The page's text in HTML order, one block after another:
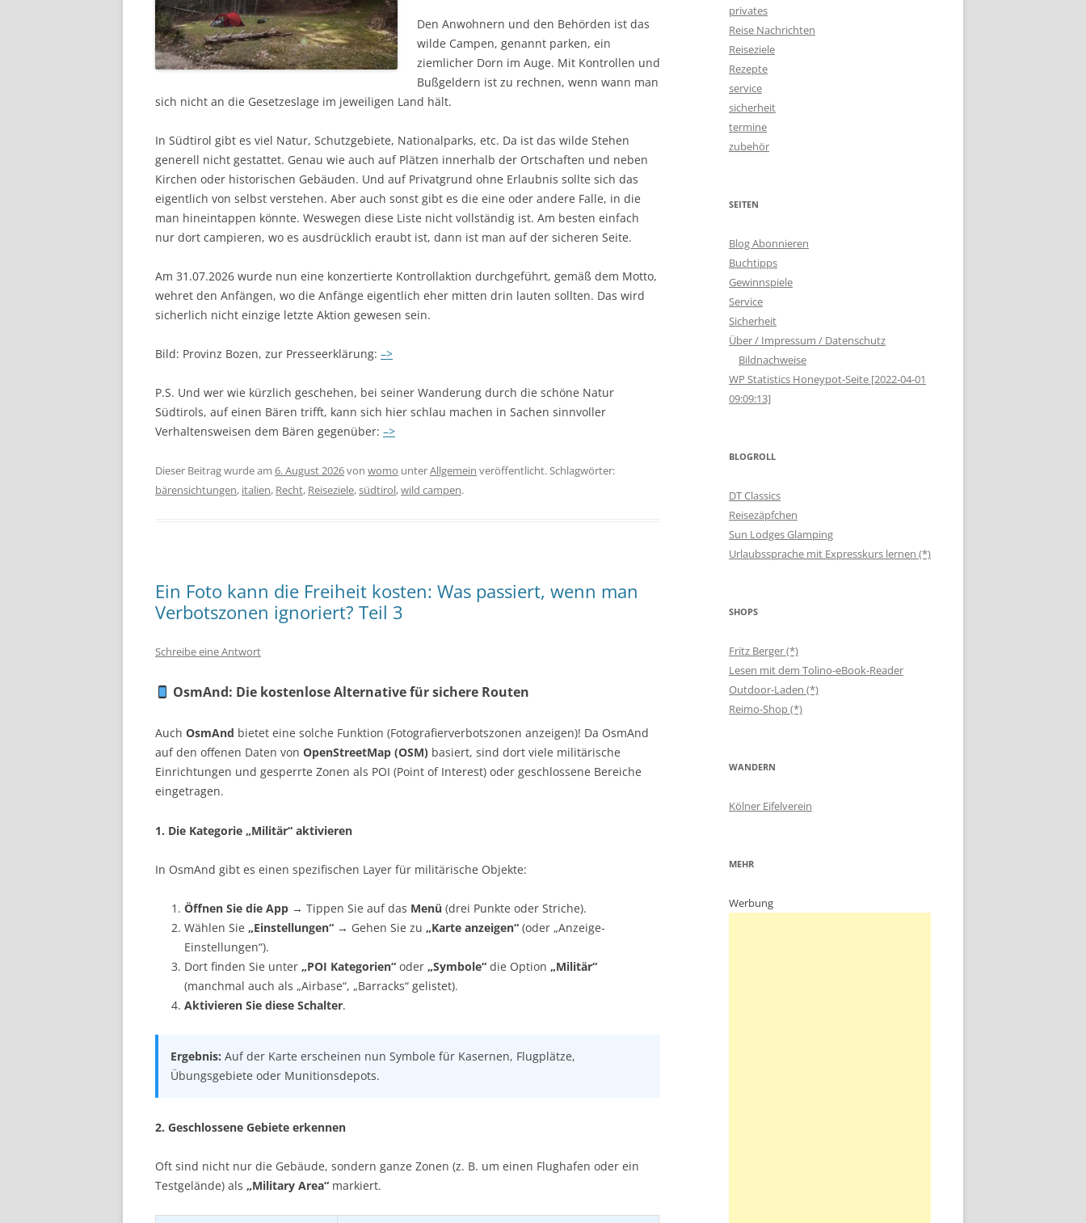
Den Anwohnern und den Behörden ist das
wilde Campen, genannt parken, ein
ziemlicher Dorn im Auge. Mit Kontrollen und
Bußgeldern ist zu rechnen, wenn wann man
sich nicht an die Gesetzeslage im jeweiligen Land hält.
In Südtirol gibt es viel Natur, Schutzgebiete, Nationalparks, etc. Da ist das wilde Stehen
generell nicht gestattet. Genau wie auch auf Plätzen innerhalb der Ortschaften und neben
Kirchen oder historischen Gebäuden. Und auf Privatgrund ohne Erlaubnis sollte sich das
eigentlich von selbst verstehen. Aber auch sonst gibt es die eine oder andere Falle, in die
man hineintappen könnte. Weswegen diese Liste nicht vollständig ist. Am besten einfach
nur dort campieren, wo es ausdrücklich eraubt ist, dann ist man auf der sicheren Seite.
Am 31.07.2026 wurde nun eine konzertierte Kontrollaktion durchgeführt, gemäß dem Motto,
wehret den Anfängen, wo die Anfänge eigentlich eher mitten drin lauten sollten. Das wird
sicherlich nicht einzige letzte Aktion gewesen sein.
Bild: Provinz Bozen, zur Presseerklärung: –>
P.S. Und wer wie kürzlich geschehen, bei seiner Wanderung durch die schöne Natur
Südtirols, auf einen Bären trifft, kann sich hier schlau machen in Sachen sinnvoller
Verhaltensweisen dem Bären gegenüber: –>
Dieser Beitrag wurde am 6. August 2026von womo unterAllgemein veröffentlicht. Schlagwörter:
bärensichtungen, italien, Recht, Reiseziele,südtirol,wild campen.
Ein Foto kann die Freiheit kosten: Was passiert, wenn man
Verbotszonen ignoriert? Teil 3
Schreibe eine Antwort
OsmAnd: Die kostenlose Alternative für sichere Routen
Auch OsmAnd bietet eine solche Funktion (Fotografierverbotszonen anzeigen)! Da OsmAnd
auf den offenen Daten von OpenStreetMap (OSM) basiert, sind dort viele militärische
Einrichtungen und gesperrte Zonen als POI (Point of Interest) oder geschlossene Bereiche
eingetragen.
1. Die Kategorie „Militär“ aktivieren
In OsmAnd gibt es einen spezifischen Layer für militärische Objekte:
Öffnen Sie die App → Tippen Sie auf das Menü (drei Punkte oder Striche).
Wählen Sie „Einstellungen“ → Gehen Sie zu „Karte anzeigen“ (oder „Anzeige-
Einstellungen“).
Dort finden Sie unter „POI Kategorien“ oder „Symbole“ die Option „Militär“
(manchmal auch als „Airbase“, „Barracks“ gelistet).
Aktivieren Sie diese Schalter.
Ergebnis: Auf der Karte erscheinen nun Symbole für Kasernen, Flugplätze,
Übungsgebiete oder Munitionsdepots.
2. Geschlossene Gebiete erkennen
Oft sind nicht nur die Gebäude, sondern ganze Zonen (z. B. um einen Flughafen oder ein
Testgelände) als „Military Area“ markiert.
privates
Reise Nachrichten
Reiseziele
Rezepte
service
sicherheit
termine
zubehör
SEITEN
Blog Abonnieren
Buchtipps
Gewinnspiele
Service
Sicherheit
Über / Impressum / Datenschutz
Bildnachweise
WP Statistics Honeypot-Seite [2022-04-01
09:09:13]
BLOGROLL
DT Classics
Reisezäpfchen
Sun Lodges Glamping
Urlaubssprache mit Expresskurs lernen (*)
SHOPS
Fritz Berger (*)
Lesen mit dem Tolino-eBook-Reader
Outdoor-Laden (*)
Reimo-Shop (*)
WANDERN
Kölner Eifelverein
MEHR
Werbung